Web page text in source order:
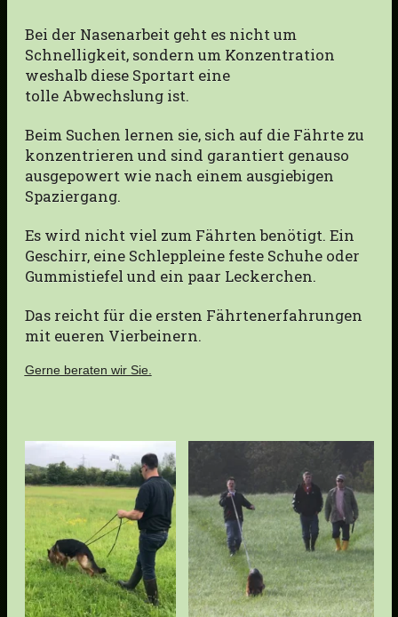
Bei der Nasenarbeit geht es nicht um
Schnelligkeit, sondern um Konzentration
weshalb diese Sportart eine
tolle Abwechslung ist.
Beim Suchen lernen sie, sich auf die Fährte zu
konzentrieren und sind garantiert genauso
ausgepowert wie nach einem ausgiebigen
Spaziergang.
Es wird nicht viel zum Fährten benötigt. Ein
Geschirr, eine Schleppleine feste Schuhe oder
Gummistiefel und ein paar Leckerchen.
Das reicht für die ersten Fährtenerfahrungen
mit eueren Vierbeinern.
Gerne beraten wir Sie.